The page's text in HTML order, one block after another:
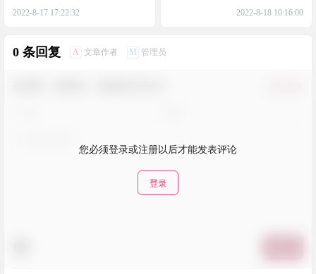
2022-8-17 17:22:32 2022-8-18 10:16:00
0 条回复 A 文章作者 M 管理员
您必须登录或注册以后才能发表评论
登录